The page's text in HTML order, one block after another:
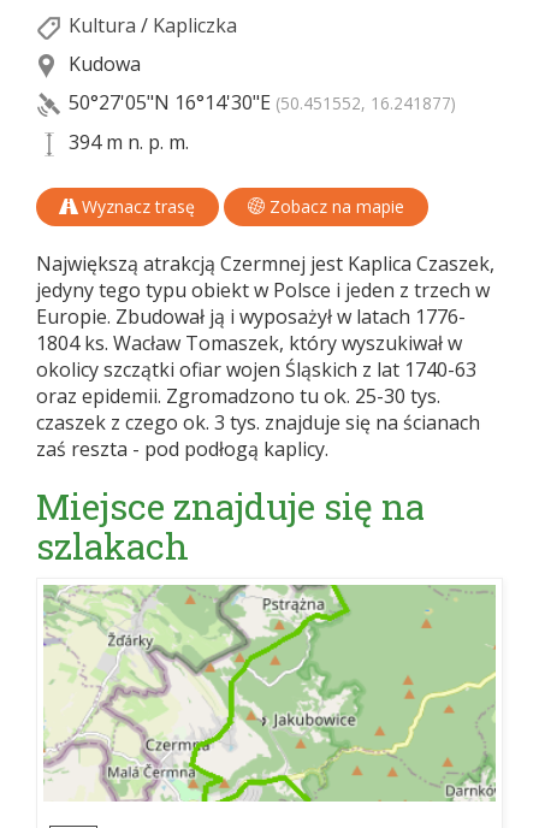
Kultura / Kapliczka
Kudowa
50°27'05"N 16°14'30"E (50.451552, 16.241877)
394 m n. p. m.
Wyznacz trasę Zobacz na mapie
Największą atrakcją Czermnej jest Kaplica Czaszek,
jedyny tego typu obiekt w Polsce i jeden z trzech w
Europie. Zbudował ją i wyposażył w latach 1776-
1804 ks. Wacław Tomaszek, który wyszukiwał w
okolicy szczątki ofiar wojen Śląskich z lat 1740-63
oraz epidemii. Zgromadzono tu ok. 25-30 tys.
czaszek z czego ok. 3 tys. znajduje się na ścianach
zaś reszta - pod podłogą kaplicy.
Miejsce znajduje się na
szlakach